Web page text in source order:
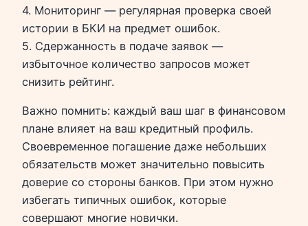
4. Мониторинг — регулярная проверка своей
истории в БКИ на предмет ошибок.
5. Сдержанность в подаче заявок —
избыточное количество запросов может
снизить рейтинг.
Важно помнить: каждый ваш шаг в финансовом
плане влияет на ваш кредитный профиль.
Своевременное погашение даже небольших
обязательств может значительно повысить
доверие со стороны банков. При этом нужно
избегать типичных ошибок, которые
совершают многие новички.